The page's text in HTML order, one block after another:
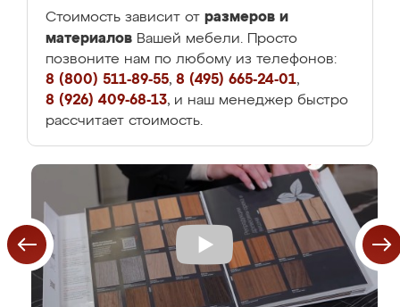
Стоимость зависит от размеров и
материалов Вашей мебели. Просто
позвоните нам по любому из телефонов:
8 (800) 511-89-55, 8 (495) 665-24-01,
8 (926) 409-68-13, и наш менеджер быстро
рассчитает стоимость.